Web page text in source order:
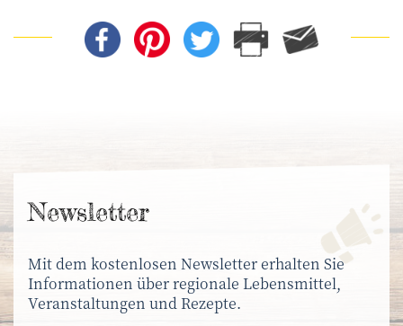
News­letter
Mit dem kostenlosen Newsletter erhalten Sie
Informationen über regionale Lebensmittel,
Veranstaltungen und Rezepte.